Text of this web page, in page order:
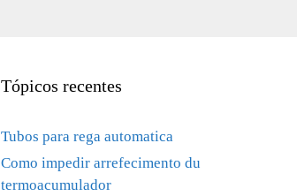
Tópicos recentes
Tubos para rega automatica
Como impedir arrefecimento du
termoacumulador